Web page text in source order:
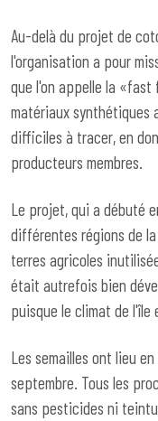
Au-delà du projet de
l'organisation a pour
que l'on appelle la «fast
matériaux synthétiques
difficiles à tracer, en
producteurs membres.
Le projet, qui a débuté
différentes régions de
terres agricoles
était autrefois bien
puisque le climat de
Les semailles ont lieu
septembre. Tous les
sans pesticides ni